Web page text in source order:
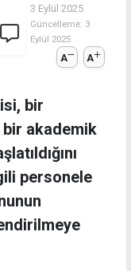
3 Eylül 2025
Güncelleme: 3
Eylül 2025
A A
bir
akademik
personele